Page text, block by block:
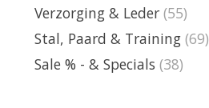
Verzorging & Leder (55)
Stal, Paard & Training (69)
Sale % - & Specials (38)